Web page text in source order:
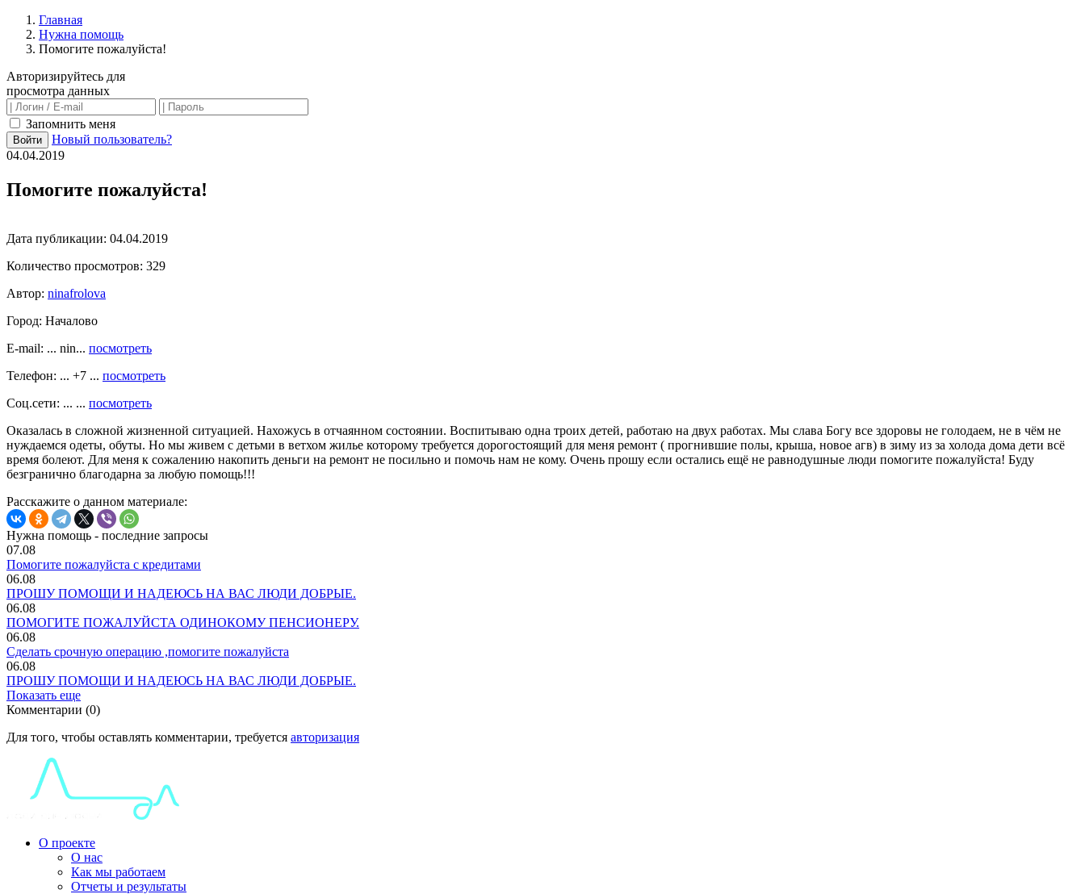
Главная
Нужна помощь
Помогите пожалуйста!
Авторизируйтесь для
просмотра данных
Запомнить меня
Войти
Новый пользователь?
04.04.2019
Помогите пожалуйста!
Дата публикации: 04.04.2019
Количество просмотров: 329
Автор: ninafrolova
Город: Началово
E-mail: ... nin... посмотреть
Телефон: ... +7 ... посмотреть
Соц.сети: ... ... посмотреть
Оказалась в сложной жизненной ситуацией. Нахожусь в отчаянном состоянии. Воспитываю одна троих детей, работаю на двух работах. Мы слава Богу все здоровы не голодаем, не в чём не
нуждаемся одеты, обуты. Но мы живем с детьми в ветхом жилье которому требуется дорогостоящий для меня ремонт ( прогнившие полы, крыша, новое агв) в зиму из за холода дома дети всё
время болеют. Для меня к сожалению накопить деньги на ремонт не посильно и помочь нам не кому. Очень прошу если остались ещё не равнодушные люди помогите пожалуйста! Буду
безгранично благодарна за любую помощь!!!
Расскажите о данном материале:
Нужна помощь - последние запросы
07.08
Помогите пожалуйста с кредитами
06.08
ПРОШУ ПОМОЩИ И НАДЕЮСЬ НА ВАС ЛЮДИ ДОБРЫЕ.
06.08
ПОМОГИТЕ ПОЖАЛУЙСТА ОДИНОКОМУ ПЕНСИОНЕРУ.
06.08
Сделать срочную операцию ,помогите пожалуйста
06.08
ПРОШУ ПОМОЩИ И НАДЕЮСЬ НА ВАС ЛЮДИ ДОБРЫЕ.
Показать еще
Комментарии (0)
Для того, чтобы оставлять комментарии, требуется авторизация
О проекте
О нас
Как мы работаем
Отчеты и результаты